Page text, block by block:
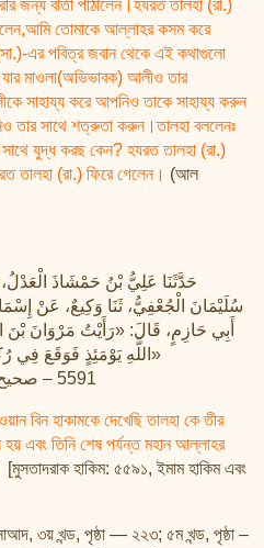
জন্য বার্তা পাঠালেন।হযরত তালহা (রা.)
তোমাকে আল্লাহর কসম করে
এর পবিত্র জবান থেকে এই কথাগুলো
মাওলা(অভিভাবক) আলীও তার
সাহায্য করে আপনিও তাকে সাহায্য করুন
তার সাথে শত্রুতা করুন।তালহা বললেনঃ
যুদ্ধ করছ কেন? হযরত তালহা (রা.)
তালহা (রা.) ফিরে গেলেন। (আল
حَدَّثَنَا عَلِيُّ بْنُ حَمْشَاذَ
سُلَيْمَانَ الْجُعْفِيُّ، ثَنَا وَكِيعٌ، عَنْ
أَبِي حَازِمٍ، قَالَ: «رَأَيْتُ مَرْوَانَ
اللَّهِ يَوْمَئِذٍ فَوَقَعَ فِي رُكْبَتِهِ فَمَا زَالَ يُسَبِّحُ إِلَى أَنْ مَاتَ»
[التعليق – من تلخيص الذهبي] 5591 – صحيح
বিন হাকামকে দেখেছি তালহা কে তীর
হয় এবং তিনি শেষ পর্যন্ত মহান আল্লাহর
[মুসতাদরাক হাকিম: ৫৫৯১, ইমাম হাকিম এবং
৩য় খন্ড, পৃষ্ঠা — ২২৩; ৫ম খন্ড, পৃষ্ঠা –